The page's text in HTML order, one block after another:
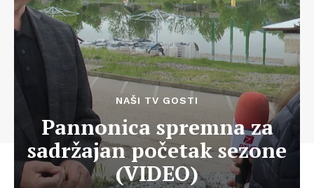
NAŠI TV GOSTI
Pannonica spremna za
sadržajan početak sezone
(VIDEO)